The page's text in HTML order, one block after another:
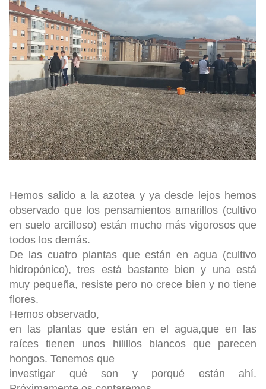
Hemos salido a la azotea y ya desde lejos hemos
observado que los pensamientos amarillos (cultivo
en suelo arcilloso) están mucho más vigorosos que
todos los demás.
De las cuatro plantas que están en agua (cultivo
hidropónico), tres está bastante bien y una está
muy pequeña, resiste pero no crece bien y no tiene
flores.
Hemos observado,
en lasplantas que están en el agua,que en las
raíces tienen unos hilillos blancos que parecen
hongos. Tenemos que
investigar qué son y porqué están ahí.